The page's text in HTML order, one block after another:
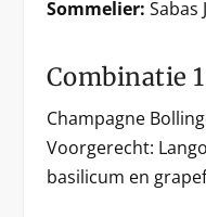
Sommelier: Sabas
Combinatie 1
Champagne
Voorgerecht:
basilicum en